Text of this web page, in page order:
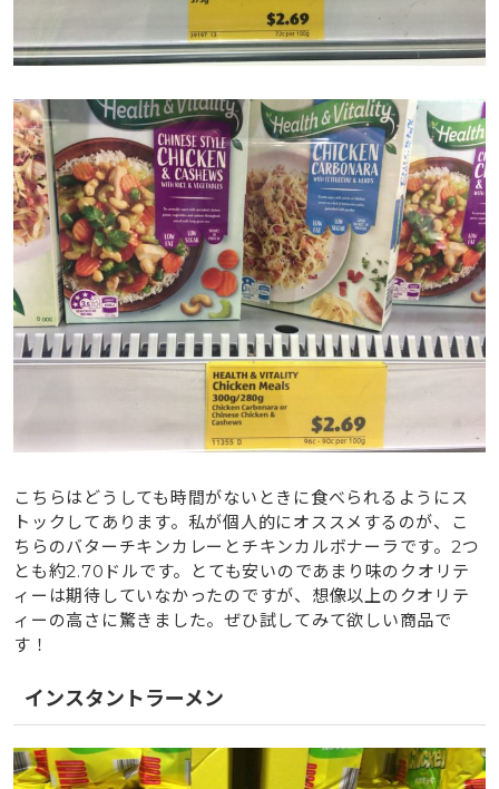
こちらはどうしても時間がないときに食べられるようにス
トックしてあります。私が個人的にオススメするのが、こ
ちらのバターチキンカレーとチキンカルボナーラです。2つ
とも約2.70ドルです。とても安いのであまり味のクオリテ
ィーは期待していなかったのですが、想像以上のクオリテ
ィーの高さに驚きました。ぜひ試してみて欲しい商品で
す！
インスタントラーメン